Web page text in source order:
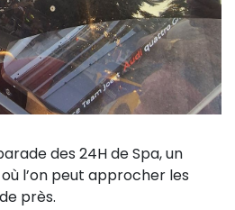
des 24H de Spa, un
l’on peut approcher les
près.